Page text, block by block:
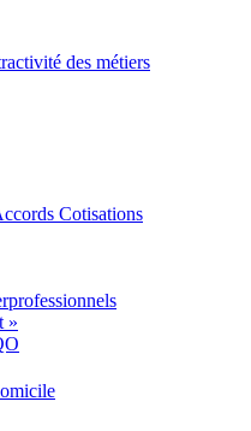
des métiers
Cotisations
»